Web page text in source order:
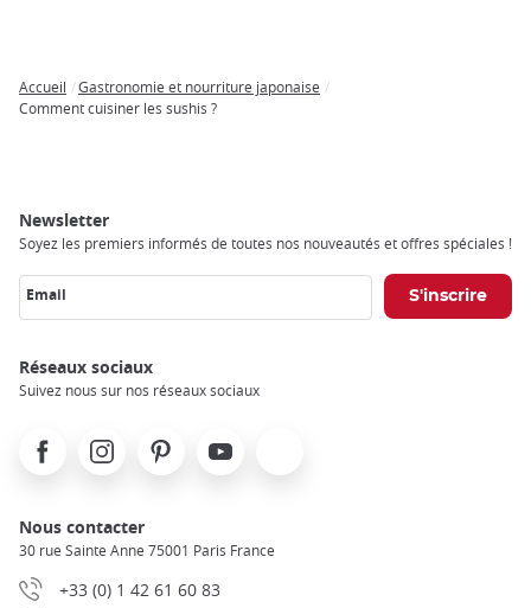
Breadcrumb
Accueil
Gastronomie et nourriture japonaise
Comment cuisiner les sushis ?
Newsletter
Soyez les premiers informés de toutes nos nouveautés et offres spéciales !
Email
Réseaux sociaux
Suivez nous sur nos réseaux sociaux
FacebookInstagramPinterest Youtube
Nous contacter
30 rue Sainte Anne 75001 Paris France
+33 (0) 1 42 61 60 83